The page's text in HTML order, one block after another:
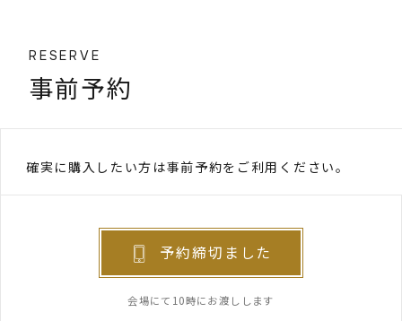
RESERVE
事前予約
確実に購入したい方は事前予約をご利用ください。
予約締切ました
会場にて10時にお渡しします